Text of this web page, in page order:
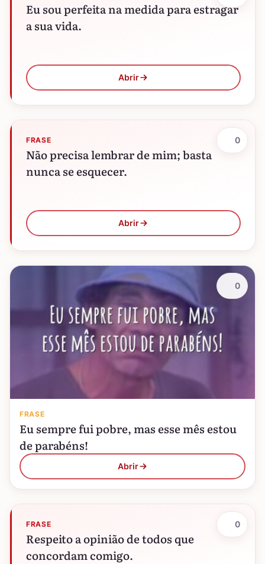
Eu sou perfeita na medida para estragar
a sua vida.
Abrir
FRASE
Não precisa lembrar de mim; basta
nunca se esquecer.
Abrir
0
FRASE
Eu sempre fui pobre, mas esse mês estou
de parabéns!
Abrir
0
FRASE
Respeito a opinião de todos que
concordam comigo.
0